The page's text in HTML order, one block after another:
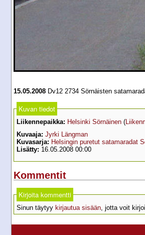
15.05.2008 Dv12 2734 Sörnäisten
Kuvan tiedot
Liikennepaikka: Helsinki Sörnäinen (
Kuvaaja: Jyrki Längman
Kuvasarja: Helsingin puretut satamaradat
Lisätty: 16.05.2008 00:00
Kommentit
Kirjoita kommentti
Sinun täytyy kirjautua sisään, jotta voit